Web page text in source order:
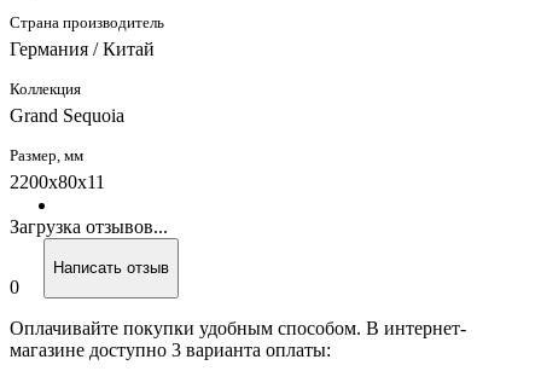
Страна производитель
Германия / Китай
Коллекция
Grand Sequoia
Размер, мм
2200х80х11
Загрузка отзывов...
0
Написать отзыв
Оплачивайте покупки удобным способом. В интернет-
магазине доступно 3 варианта оплаты: